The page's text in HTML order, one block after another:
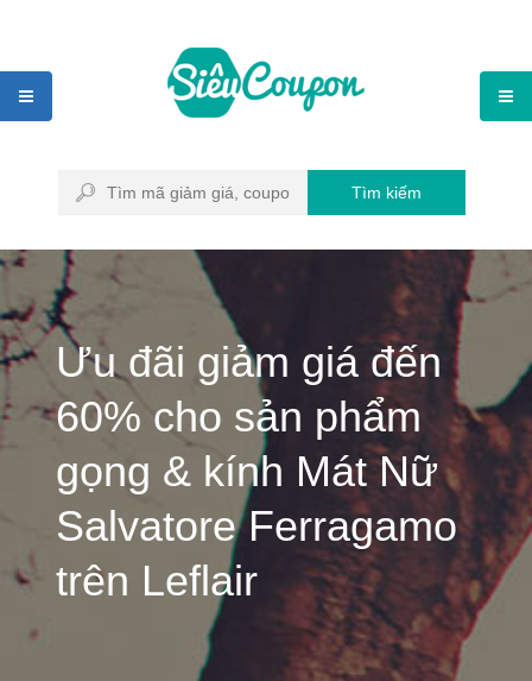
Tìm kiếm
Ưu đãi giảm giá đến
60% cho sản phẩm
gọng & kính Mát Nữ
Salvatore Ferragamo
trên Leflair